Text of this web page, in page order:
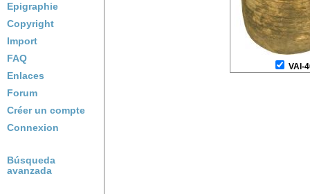
Epigraphie
Copyright
Import
FAQ
Enlaces
Forum
Créer un compte
Connexion
Búsqueda
avanzada
VAI-